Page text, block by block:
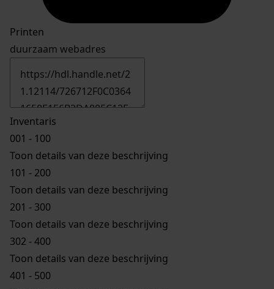
Printen
duurzaam webadres
Inventaris
001 - 100
Toon details van deze beschrijving
101 - 200
Toon details van deze beschrijving
201 - 300
Toon details van deze beschrijving
302 - 400
Toon details van deze beschrijving
401 - 500